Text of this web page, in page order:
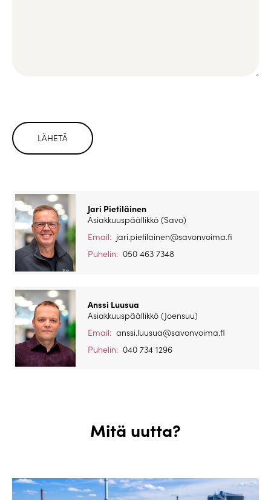
leave
this
field
Jari Pietiläinen
Asiakkuuspäällikkö (Savo)
Email: jari.pietilainen@savonvoima.fi
Puhelin: 050 463 7348
Anssi Luusua
Asiakkuuspäällikkö (Joensuu)
Email: anssi.luusua@savonvoima.fi
Puhelin: 040 734 1296
Mitä uutta?